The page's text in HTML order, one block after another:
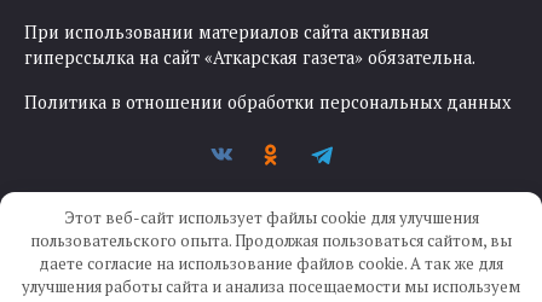
При использовании материалов сайта активная
гиперссылка на сайт «Аткарская газета» обязательна.
Политика в отношении обработки персональных данных
Этот веб-сайт использует файлы cookie для улучшения
пользовательского опыта. Продолжая пользоваться сайтом, вы
даете согласие на использование файлов cookie. А так же для
улучшения работы сайта и анализа посещаемости мы используем